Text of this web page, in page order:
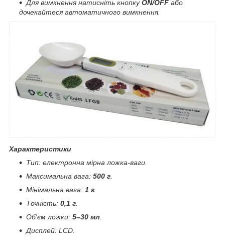
Для вимкнення натисніть кнопкуON/OFF або
дочекайтеся автоматичного вимкнення.
Характеристики
Тип: електронна мірна ложка-ваги.
Максимальна вага: 500 г
Мінімальна вага: 1 г
Точність: 0,1 г
Об'єм ложки: 5–30 мл
Дисплей: LCD.